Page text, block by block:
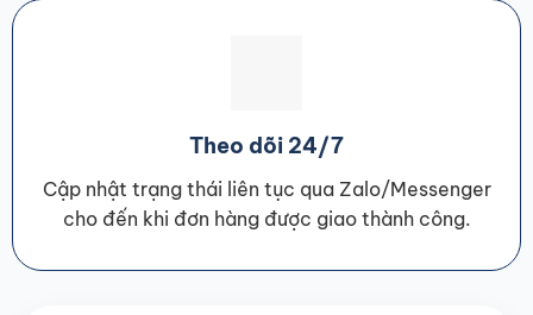
Theo dõi 24/7
Cập nhật trạng thái liên tục qua Zalo/Messenger
cho đến khi đơn hàng được giao thành công.